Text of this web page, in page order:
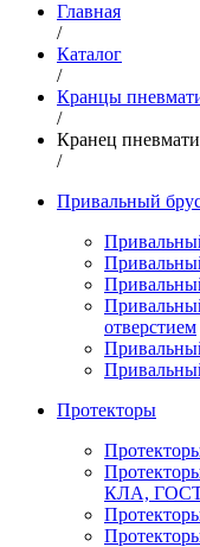
Главная
/
Каталог
/
Кранцы
/
Кранец
/
Привальный
отверстием
Протекторы
КЛА, ГОСТ